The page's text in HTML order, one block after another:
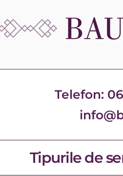
Telefon:
Tipurile de